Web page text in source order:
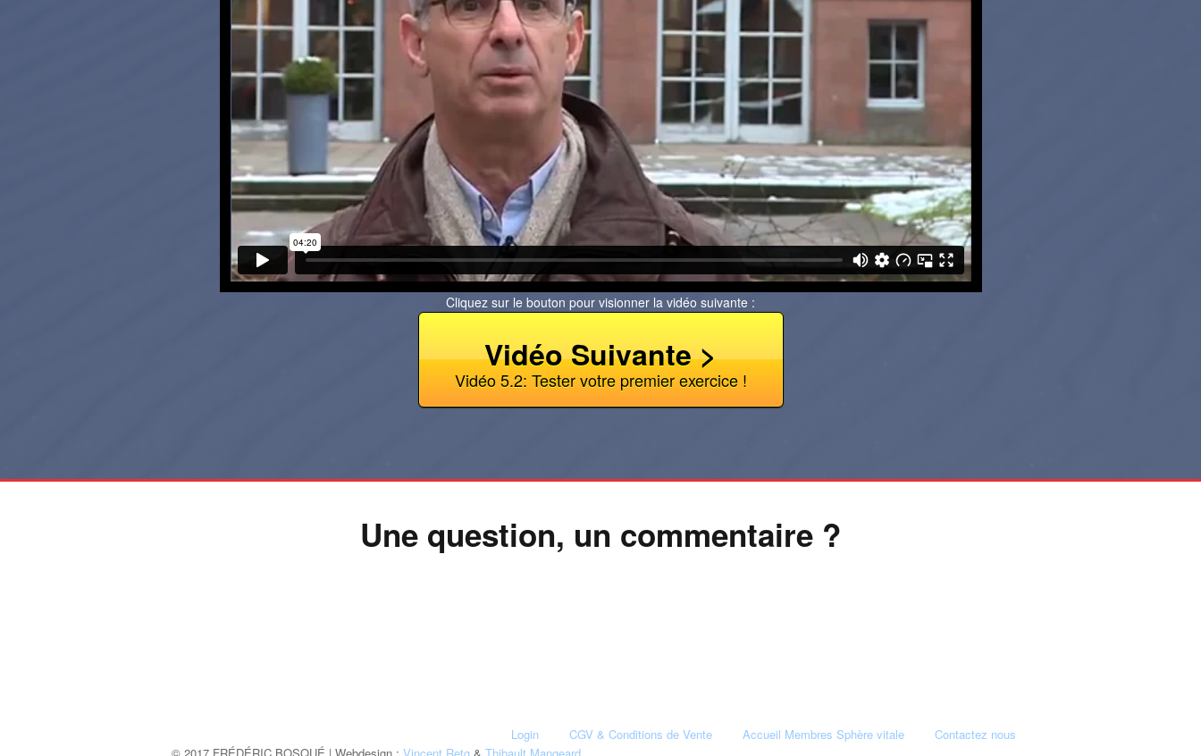
Cliquez sur le bouton pour visionner la vidéo suivante :
Vidéo Suivante >
Vidéo 5.2: Tester votre premier exercice !
Une question, un commentaire ?
Login CGV & Conditions de Vente Accueil Membres Sphère vitale
Contactez nous